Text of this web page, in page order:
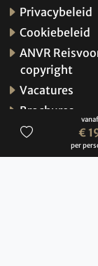
vanaf
€
per
Privacybeleid
Cookiebeleid
ANVR
copyright
Vacatures
Brochures
Verzekeringen
Hoe werkt de